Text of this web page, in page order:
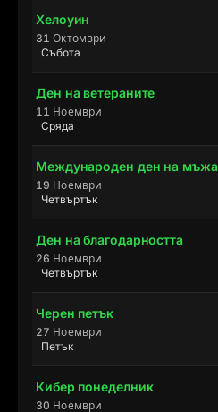
31 Октомври
Събота
Хелоуин
11 Ноември
Сряда
Ден на ветераните
19 Ноември
Четвъртък
Международен ден на мъжа
26 Ноември
Четвъртък
Ден на благодарността
27 Ноември
Петък
Черен петък
30 Ноември
Кибер понеделник